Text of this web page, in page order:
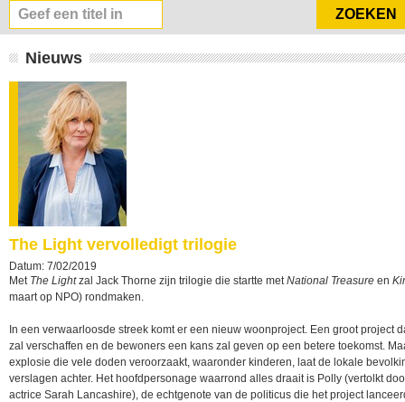
Nieuws
The Light vervolledigt trilogie
Datum: 7/02/2019
Met The Lightzal Jack Thorne zijn trilogie die startte metNational Treasure en
maart op NPO) rondmaken.
In een verwaarloosde streek komt er een nieuw woonproject. Een groot project
zal verschaffen en de bewoners een kans zal geven op een betere toekomst.
explosie die vele doden veroorzaakt, waaronder kinderen, laat de lokale
verslagen achter. Het hoofdpersonage waarrond alles draait is Polly (vertolkt
actrice Sarah Lancashire), de echtgenote van de politicus die het project